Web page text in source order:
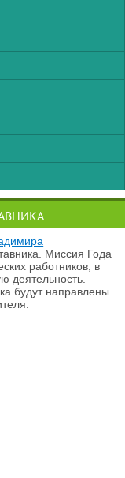
Миссия Года
работников, в
деятельность.
будут направлены